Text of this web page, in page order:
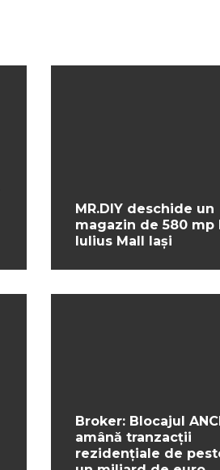
MR.DIY deschide un
magazin de 580 mp
Iulius Mall Iași
Broker: Blocajul
amână tranzacții
rezidențiale de